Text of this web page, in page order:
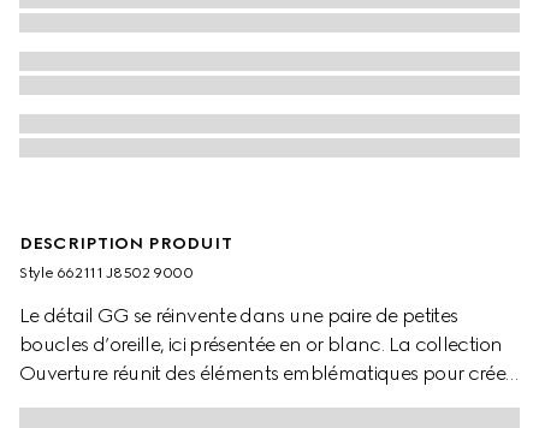
DESCRIPTION PRODUIT
Style ‎662111 J8502 9000
Le détail GG se réinvente dans une paire de petites
boucles d’oreille, ici présentée en or blanc. La collection
Ouverture réunit des éléments emblématiques pour créer
des modèles à porter encore et encore.